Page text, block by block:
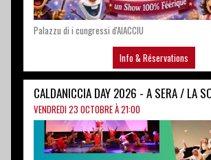
CALDANICCIA DAY 2026 - A SERA / LA
VENDREDI 23 OCTOBRE À 21:00